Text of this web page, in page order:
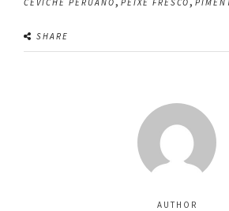
CEVICHE PERUANO
PEIXE FRESCO
SHARE
AUTHOR